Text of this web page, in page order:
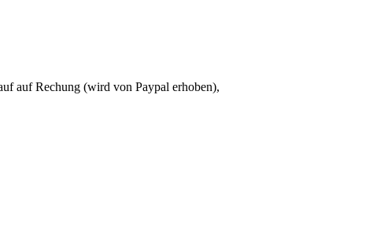
auf Rechung (wird von Paypal erhoben),